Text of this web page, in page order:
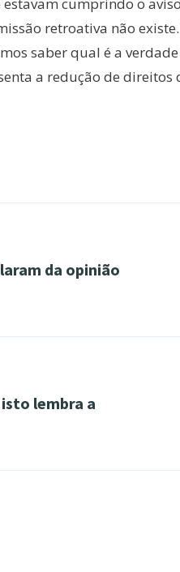
retroativa não
saber qual é a
a redução de direitos
da opinião
lembra a